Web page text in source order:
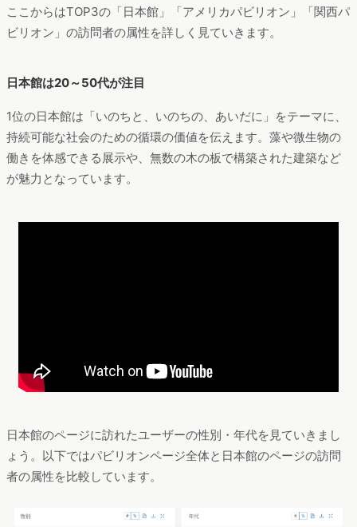
ここからはTOP3の「日本館」「アメリカパビリオン」「関西パ
ビリオン」の訪問者の属性を詳しく見ていきます。
日本館は20～50代が注目
1位の日本館は「いのちと、いのちの、あいだに」をテーマに、
持続可能な社会のための循環の価値を伝えます。藻や微生物の
働きを体感できる展示や、無数の木の板で構築された建築など
が魅力となっています。
日本館のページに訪れたユーザーの性別・年代を見ていきまし
ょう。以下ではパビリオンページ全体と日本館のページの訪問
者の属性を比較しています。